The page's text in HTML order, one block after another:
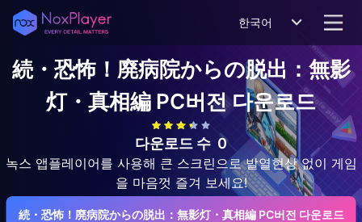
한국어
続・恐怖！廃病院からの脱出：無影
灯・真相編 PC버전 다운로드
다운로드 수 0
녹스 앱플레이어를 사용해 큰 스크린으로 발열현상 없이 게임
을 마음껏 즐겨 보세요!
続・恐怖！廃病院からの脱出：無影灯・真相編 PC버전 다운로드